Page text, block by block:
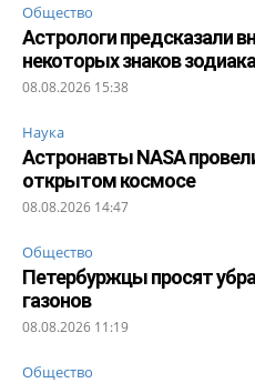
Общество
Астрологи предсказали
некоторых знаков
08.08.2026 15:38
Наука
Астронавты NASA
открытом космосе
08.08.2026 14:47
Общество
Петербуржцы просят
газонов
08.08.2026 11:19
Общество